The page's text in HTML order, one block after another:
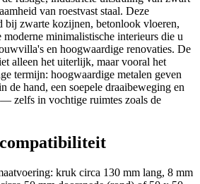
van roestvast staal. Deze
bij zwarte kozijnen, betonlook vloeren,
moderne minimalistische interieurs die u
en hoogwaardige renovaties. De
alleen het uiterlijk, maar vooral het
termijn: hoogwaardige metalen geven
de hand, een soepele draaibeweging en
zelfs in vochtige ruimtes zoals de
kruk circa 130 mm lang, 8 mm